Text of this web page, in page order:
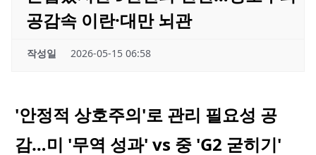
공감속 이란·대만 뇌관
작성일 2026-05-15 06:58
'안정적 상호주의'로 관리 필요성 공
감…미 '무역 성과' vs 중 'G2 굳히기'